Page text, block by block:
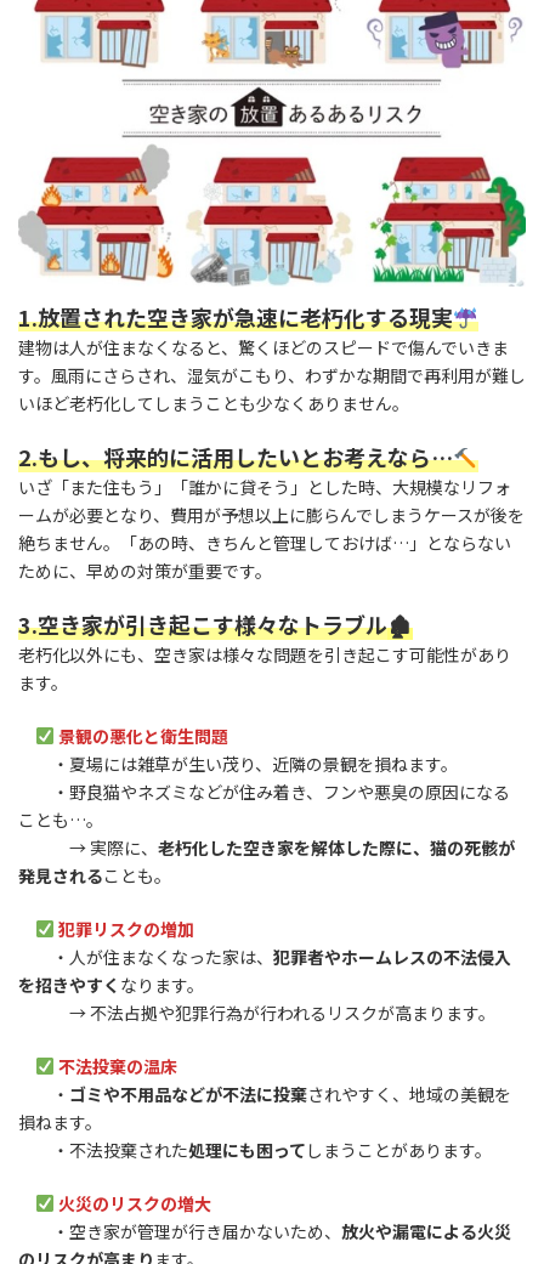
1.放置された空き家が急速に老朽化する現実
建物は人が住まなくなると、驚くほどのスピードで傷んでいきま
す。風雨にさらされ、湿気がこもり、わずかな期間で再利用が難し
いほど老朽化してしまうことも少なくありません。
2.もし、将来的に活用したいとお考えなら…
いざ「また住もう」「誰かに貸そう」とした時、大規模なリフォ
ームが必要となり、費用が予想以上に膨らんでしまうケースが後を
絶ちません。「あの時、きちんと管理しておけば…」とならない
ために、早めの対策が重要です。
3.空き家が引き起こす様々なトラブル🏚
老朽化以外にも、空き家は様々な問題を引き起こす可能性があり
ます。
景観の悪化と衛生問題
・夏場には雑草が生い茂り、近隣の景観を損ねます。
・野良猫やネズミなどが住み着き、フンや悪臭の原因になる
ことも…。
→ 実際に、 老朽化した空き家を解体した際に、猫の死骸が
発見されることも。
犯罪リスクの増加
・人が住まなくなった家は、 犯罪者やホームレスの不法侵入
を招きやすく なります。
→ 不法占拠や犯罪行為が行われるリスクが高まります。
不法投棄の温床
・ ゴミや不用品などが不法に投棄されやすく、地域の美観を
損ねます。
・不法投棄された処理にも困って しまうことがあります。
火災のリスクの増大
・空き家が管理が行き届かないため、 放火や漏電による火災
のリスクが高まり ます。